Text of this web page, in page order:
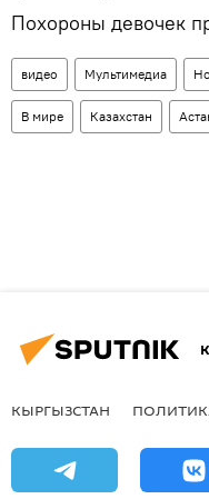
Похороны девочек
видео Мультимедиа
В мире Казахстан
КЫРГЫЗСТАН